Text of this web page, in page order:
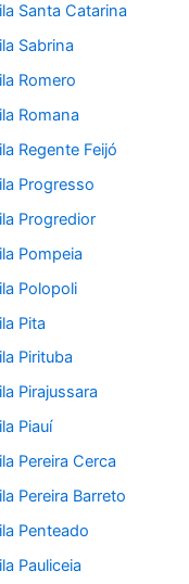
Santa Catarina
Sabrina
Romero
Romana
Regente Feijó
Progresso
Progredior
Pompeia
Polopoli
Pita
Pirituba
Pirajussara
Piauí
Pereira Cerca
Pereira Barreto
Penteado
Pauliceia